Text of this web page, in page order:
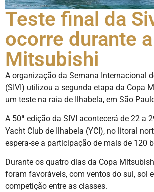
Teste final da
ocorre durante
Mitsubishi
A organização da Semana Internacional
(SIVI) utilizou a segunda etapa da Copa
um teste na raia de Ilhabela, em São
A 50ª edição da SIVI acontecerá de 22 a
Yacht Club de Ilhabela (YCI), no litoral
espera-se a participação de mais de 120
Durante os quatro dias da Copa
foram favoráveis, com ventos do sul, sol
competição entre as classes.